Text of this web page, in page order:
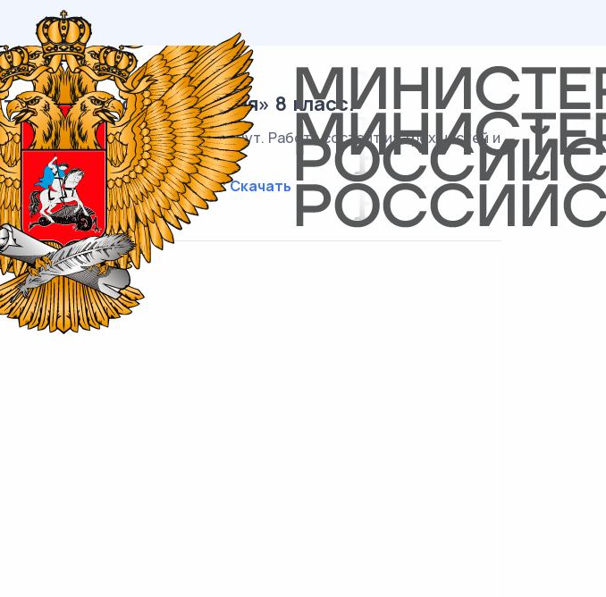
«Тепловые явления» 8 класс.
работы отводится 40 минут. Работа состоит из трёх частей и
заданий.
на тему: «Тепловые явления»:Скачать
онлайн